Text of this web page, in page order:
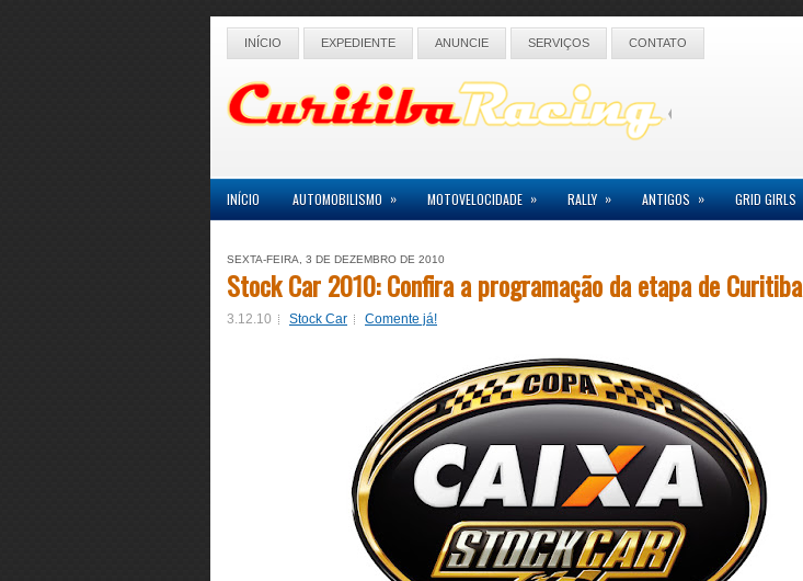
INÍCIO EXPEDIENTE ANUNCIE SERVIÇOS CONTATO
INÍCIO AUTOMOBILISMO » MOTOVELOCIDADE » RALLY » ANTIGOS » GRID GIRLS
SEXTA-FEIRA, 3 DE DEZEMBRO DE 2010
Stock Car 2010: Confira a programação da etapa de Curitiba
3.12.10 Stock Car Comente já!